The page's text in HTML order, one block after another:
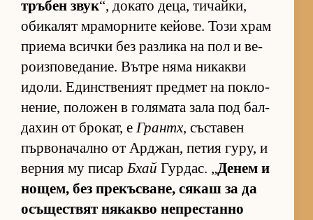
тръ­бен звук“, до­като де­ца, ти­чай­ки,
оби­ка­лят мра­мор­ните ке­йо­ве. Този храм
при­ема всички без раз­лика на пол и ве­
ро­из­по­ве­да­ние. Вътре няма ни­какви
идо­ли. Един­с­т­ве­ният пред­мет на пок­ло­
не­ние, по­ло­жен в го­ля­мата зала под бал­
да­хин от бро­кат, е Грантх, със­та­вен
пър­во­на­чално от Ар­джан, пе­тия гу­ру, и
вер­ния му пи­сарБхай Гур­дас. „Де­нем и
но­щем, без пре­къс­ва­не, ся­каш за да
осъ­щес­т­вят ня­какво неп­рес­танно